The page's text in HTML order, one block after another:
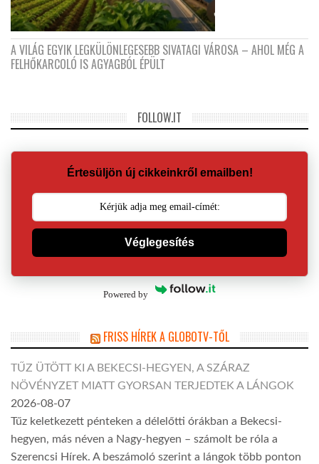
A VILÁG EGYIK LEGKÜLÖNLEGESEBB SIVATAGI VÁROSA – AHOL MÉG A
FELHŐKARCOLÓ IS AGYAGBÓL ÉPÜLT
FOLLOW.IT
Értesüljön új cikkeinkről emailben!
Véglegesítés
Powered by
FRISS HÍREK A GLOBOTV-TŐL
TŰZ ÜTÖTT KI A BEKECSI-HEGYEN, A SZÁRAZ
NÖVÉNYZET MIATT GYORSAN TERJEDTEK A LÁNGOK
2026-08-07
Tűz keletkezett pénteken a délelőtti órákban a Bekecsi-
hegyen, más néven a Nagy-hegyen – számolt be róla a
Szerencsi Hírek. A beszámoló szerint a lángok több ponton